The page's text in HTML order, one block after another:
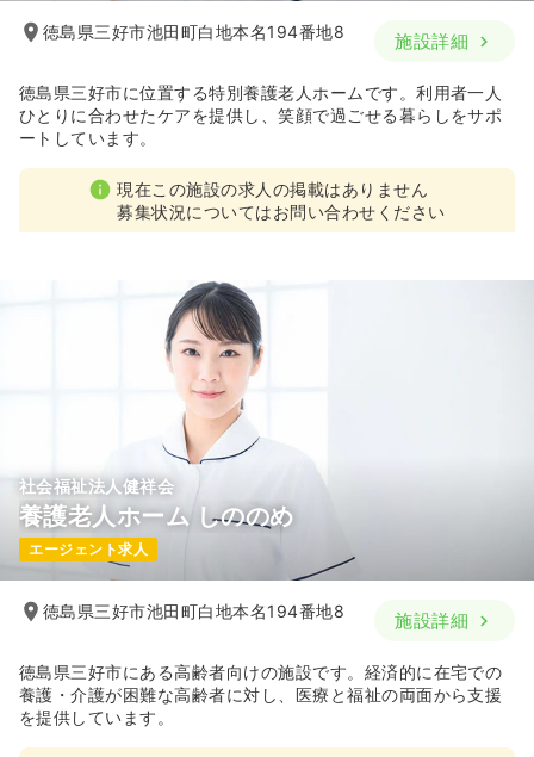
時給1,500円以上可
徳島県三好市池田町白地本名194番地8 施設詳細
徳島県三好市に位置する特別養護老人ホームです。利用者一人
ひとりに合わせたケアを提供し、笑顔で過ごせる暮らしをサポ
ートしています。
現在この施設の求人の掲載はありません
募集状況についてはお問い合わせください
社会福祉法人健祥会
養護老人ホーム しののめ
エージェント求人
徳島県三好市池田町白地本名194番地8 施設詳細
徳島県三好市にある高齢者向けの施設です。経済的に在宅での
養護・介護が困難な高齢者に対し、医療と福祉の両面から支援
を提供しています。